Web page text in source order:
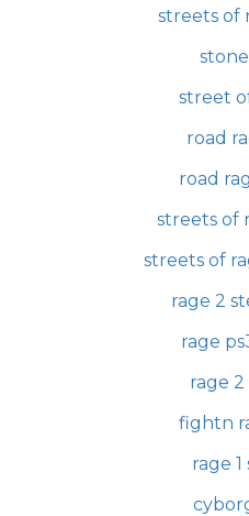
streets of
street
road
road
streets of
streets of
rage 2
rage
rage
fightn
rage